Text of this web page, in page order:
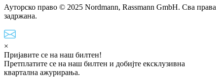
Ауторско право © 2025 Nordmann, Rassmann GmbH. Сва права
задржана.
×
Пријавите се на наш билтен!
Претплатите се на наш билтен и добијте ексклузивна
квартална ажурирања.